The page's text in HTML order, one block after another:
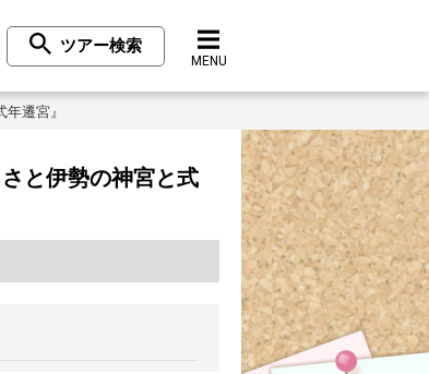
ツアー検索
MENU
遷宮』
と伊勢の神宮と式